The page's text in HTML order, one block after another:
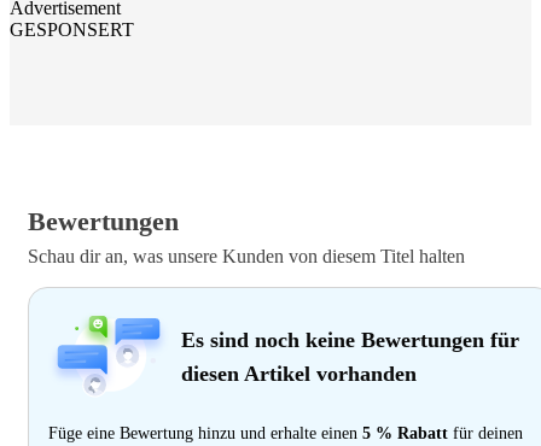
Advertisement
GESPONSERT
Bewertungen
Schau dir an, was unsere Kunden von diesem Titel halten
Es sind noch keine Bewertungen für
diesen Artikel vorhanden
Füge eine Bewertung hinzu und erhalte einen 5 % Rabatt für deinen